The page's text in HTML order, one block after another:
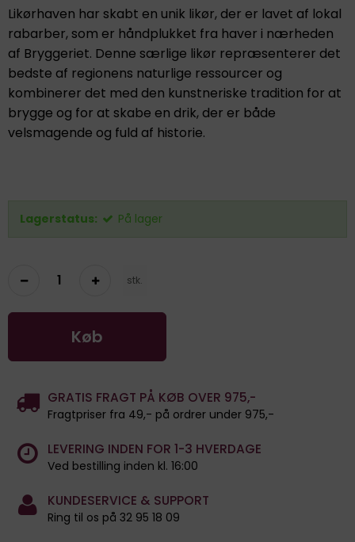
Likørhaven har skabt en unik likør, der er lavet af lokal
rabarber, som er håndplukket fra haver i nærheden
af Bryggeriet. Denne særlige likør repræsenterer det
bedste af regionens naturlige ressourcer og
kombinerer det med den kunstneriske tradition for at
brygge og for at skabe en drik, der er både
velsmagende og fuld af historie.
Lagerstatus: På lager
stk.
Køb
GRATIS FRAGT PÅ KØB OVER 975,-
Fragtpriser fra 49,- på ordrer under 975,-
LEVERING INDEN FOR 1-3 HVERDAGE
Ved bestilling inden kl. 16:00
KUNDESERVICE & SUPPORT
Ring til os på 32 95 18 09